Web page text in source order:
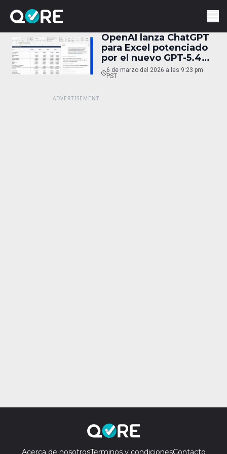
OpenAI lanza ChatGPT
para Excel potenciado
por el nuevo GPT-5.4
Thinking
6 de marzo del 2026 a las 9:23 pm
PST
Acerca de nosotrosTerminos y condicionesContacto